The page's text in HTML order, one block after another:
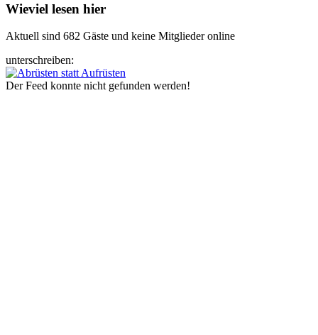
Wieviel lesen hier
Aktuell sind 682 Gäste und keine Mitglieder online
unterschreiben:
Der Feed konnte nicht gefunden werden!